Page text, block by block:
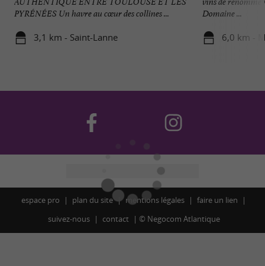
PYRÉNÉES Un havre au cœur des collines ...
3,1 km - Saint-Lanne
Domaine ...
6,0 km -
espace pro plan du site mentions légales
faire un lien
suivez-nous
contact © Negocom Atlantique